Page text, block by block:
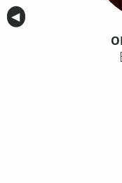
Anterior
◀︎